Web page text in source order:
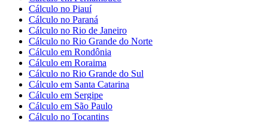
Cálculo no Piauí
Cálculo no Paraná
Cálculo no Rio de Janeiro
Cálculo no Rio Grande do Norte
Cálculo em Rondônia
Cálculo em Roraima
Cálculo no Rio Grande do Sul
Cálculo em Santa Catarina
Cálculo em Sergipe
Cálculo em São Paulo
Cálculo no Tocantins